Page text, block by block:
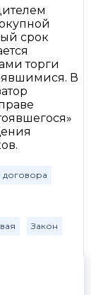
срок
торги
В
договора
Закон